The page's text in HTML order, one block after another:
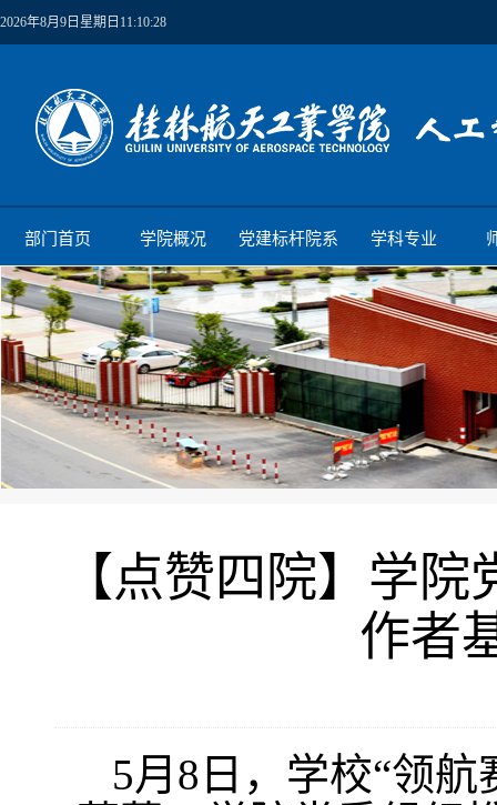
2026年8月9日星期日11:10:29
部门首页 学院概况 党建标杆院系 学科专业
【点赞四院】学
作者
5月 8 日， 学校“领航